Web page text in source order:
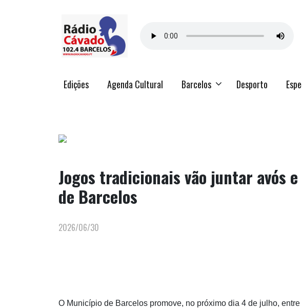
Edições Agenda Cultural Barcelos Desporto
Jogos tradicionais vão juntar avós
de Barcelos
2026/06/30
O Município de Barcelos promove, no próximo dia 4 de julho,